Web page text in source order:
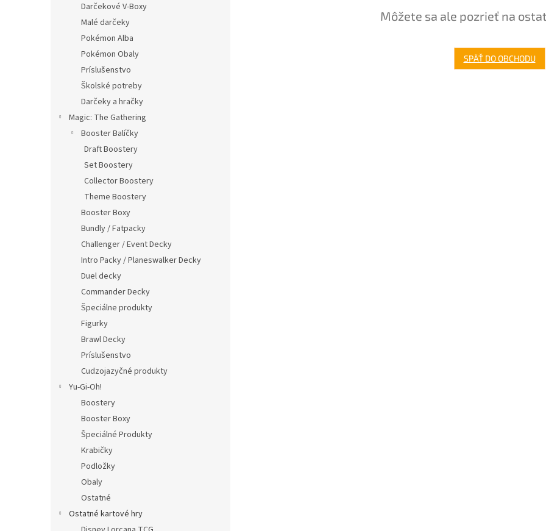
Darčekové V-Boxy
Malé darčeky
Pokémon Alba
Pokémon Obaly
Príslušenstvo
Školské potreby
Darčeky a hračky
Magic: The Gathering
Booster Balíčky
Draft Boostery
Set Boostery
Collector Boostery
Theme Boostery
Booster Boxy
Bundly / Fatpacky
Challenger / Event Decky
Intro Packy / Planeswalker Decky
Duel decky
Commander Decky
Špeciálne produkty
Figurky
Brawl Decky
Príslušenstvo
Cudzojazyčné produkty
Yu-Gi-Oh!
Boostery
Booster Boxy
Špeciálné Produkty
Krabičky
Podložky
Obaly
Ostatné
Ostatné kartové hry
Môžete sa ale pozrieť na
SPÄŤ DO OBCHODU